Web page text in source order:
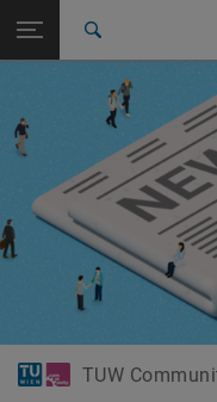
TU Login
Quicklinks
Quicklinks-Menü umschalten
Studium
Karriere
Zur 1. Menü Ebene
TUW Community
Zurück: Subseiten von
Zurück zur letzten
TUW Community
News & Events
TUW